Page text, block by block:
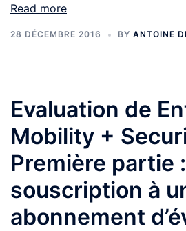
Read more
28 DÉCEMBRE 2016 BY ANTOINE
Evaluation de
Mobility +
Première partie :
souscription à
abonnement